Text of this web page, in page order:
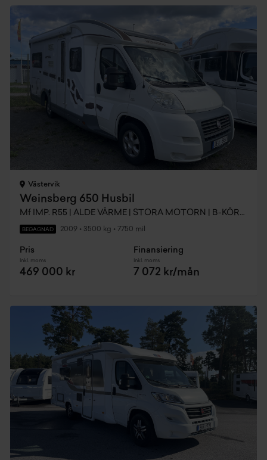
Västervik
Weinsberg 650 Husbil
Mf IMP. R55 | ALDE VÄRME | STORA MOTORN | B-KÖRKORT
BEGAGNAD 2009 • 3500 kg • 7750 mil
Pris
Inkl. moms
469 000 kr
Finansiering
Inkl. moms
7 072 kr/mån